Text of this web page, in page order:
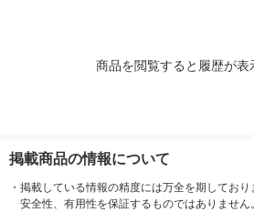
商品を閲覧すると履歴が表
掲載商品の情報について
・ 掲載している情報の精度には万全を期しており
安全性、有用性を保証するものではありません。